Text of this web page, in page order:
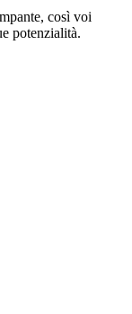
così voi
potenzialità.